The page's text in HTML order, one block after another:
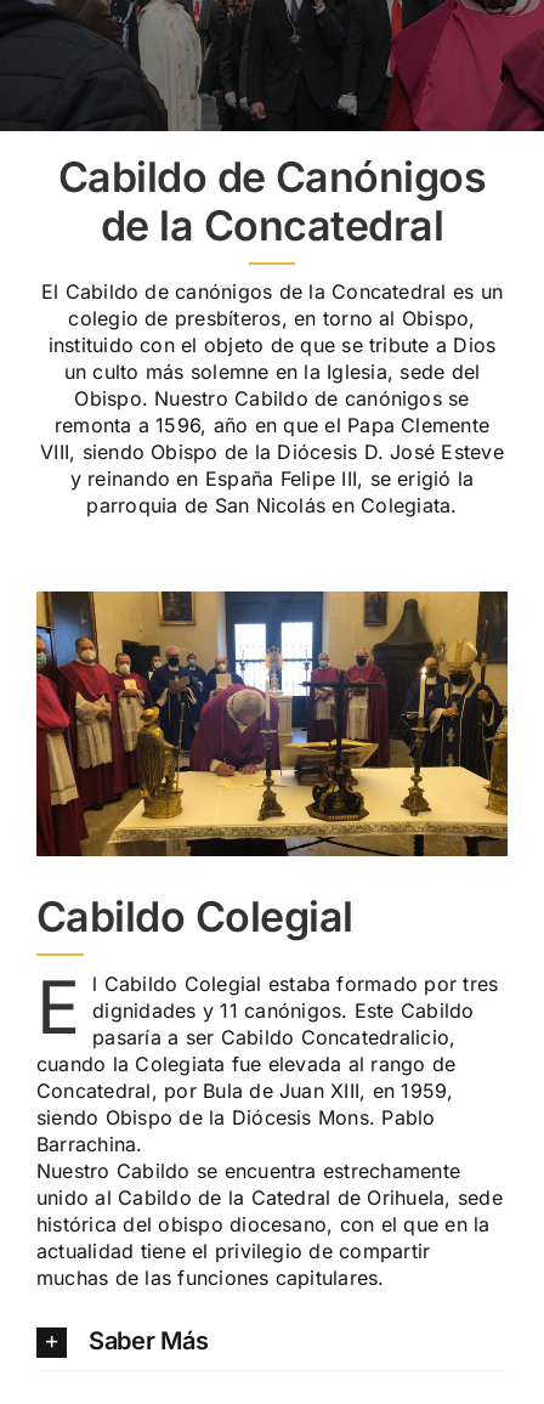
Cabildo de Canónigos
de la Concatedral
El Cabildo de canónigos de la Concatedral es un
colegio de presbíteros, en torno al Obispo,
instituido con el objeto de que se tribute a Dios
un culto más solemne en la Iglesia, sede del
Obispo. Nuestro Cabildo de canónigos se
remonta a 1596, año en que el Papa Clemente
VIII, siendo Obispo de la Diócesis D. José Esteve
y reinando en España Felipe III, se erigió la
parroquia de San Nicolás en Colegiata.
Cabildo Colegial
E
l Cabildo Colegial estaba formado por tres
dignidades y 11 canónigos. Este Cabildo
pasaría a ser Cabildo Concatedralicio,
cuando la Colegiata fue elevada al rango de
Concatedral, por Bula de Juan XIII, en 1959,
siendo Obispo de la Diócesis Mons. Pablo
Barrachina.
Nuestro Cabildo se encuentra estrechamente
unido al Cabildo de la Catedral de Orihuela, sede
histórica del obispo diocesano, con el que en la
actualidad tiene el privilegio de compartir
muchas de las funciones capitulares.
Saber Más